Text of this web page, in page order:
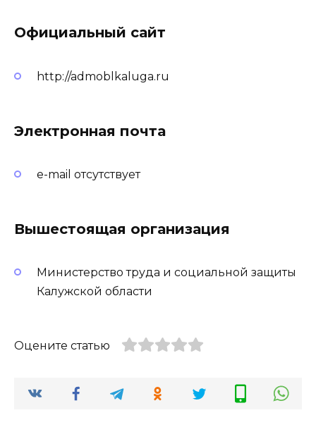
Официальный сайт
http://admoblkaluga.ru
Электронная почта
e-mail отсутствует
Вышестоящая организация
Министерство труда и социальной защиты
Калужской области
Оцените статью